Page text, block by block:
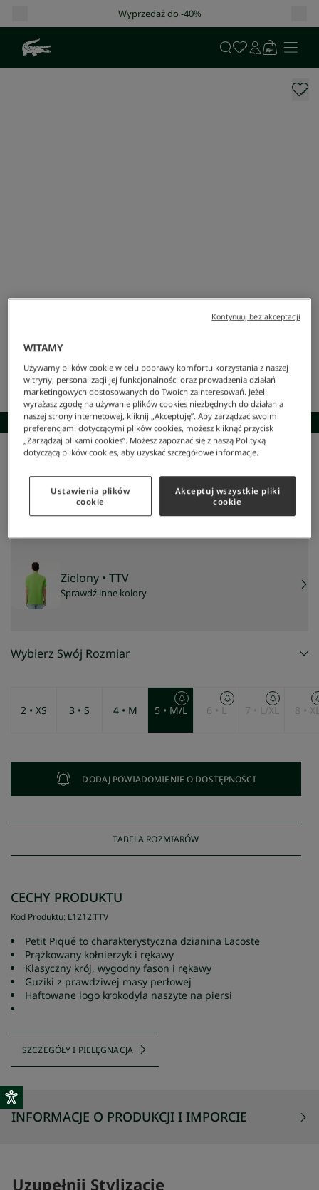
Wyprzedaż do -40%
SKOMPLETUJ STYLIZACJĘ
Koszulka Polo L.12.12 Classic Fit
NAJNIŻSZA CENA Z 30 DNI:
Zielony • TTV
Sprawdź inne kolory
Wybierz Swój Rozmiar
2 • XS 3 • S 4 • M 5 • M/L 6 • L 7 • L/XL 8 •
DODAJ POWIADOMIENIE O DOSTĘPNOŚCI
TABELA ROZMIARÓW
CECHY PRODUKTU
Kod Produktu: L1212.TTV
Petit Piqué to charakterystyczna dzianina Lacoste
Prążkowany kołnierzyk i rękawy
Klasyczny krój, wygodny fason i rękawy
Guziki z prawdziwej masy perłowej
Haftowane logo krokodyla naszyte na piersi
SZCZEGÓŁY I PIELĘGNACJA
INFORMACJE O PRODUKCJI I IMPORCIE
Uzupełnij Stylizację
WITAMY
Używamy plików cookie w celu poprawy komfortu korzystania z naszej
witryny, personalizacji jej funkcjonalności oraz prowadzenia działań
marketingowych dostosowanych do Twoich zainteresowań. Jeżeli
wyrażasz zgodę na używanie plików cookies niezbędnych do działania
naszej strony internetowej, kliknij „Akceptuję”. Aby zarządzać swoimi
preferencjami dotyczącymi plików cookies, możesz kliknąć przycisk
„Zarządzaj plikami cookies”. Możesz zapoznać się z naszą Polityką
dotyczącą plików cookies, aby uzyskać szczegółowe informacje.
Ustawienia plików
cookie
Akceptuj wszystkie pliki
cookie
Kontynuuj bez akceptacji